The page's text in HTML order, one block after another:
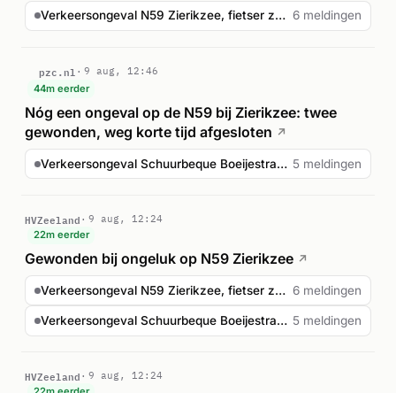
Verkeersongeval N59 Zierikzee, fietser zwaargewond 6 meldingen
pzc.nl
9 aug, 12:46
44m eerder
Nóg een ongeval op de N59 bij Zierikzee: twee
gewonden, weg korte tijd afgesloten ↗
Verkeersongeval Schuurbeque Boeijestraat Zierikzee 5 meldingen
HVZeeland
9 aug, 12:24
22m eerder
Gewonden bij ongeluk op N59 Zierikzee ↗
Verkeersongeval N59 Zierikzee, fietser zwaargewond 6 meldingen
Verkeersongeval Schuurbeque Boeijestraat Zierikzee 5 meldingen
HVZeeland
9 aug, 12:24